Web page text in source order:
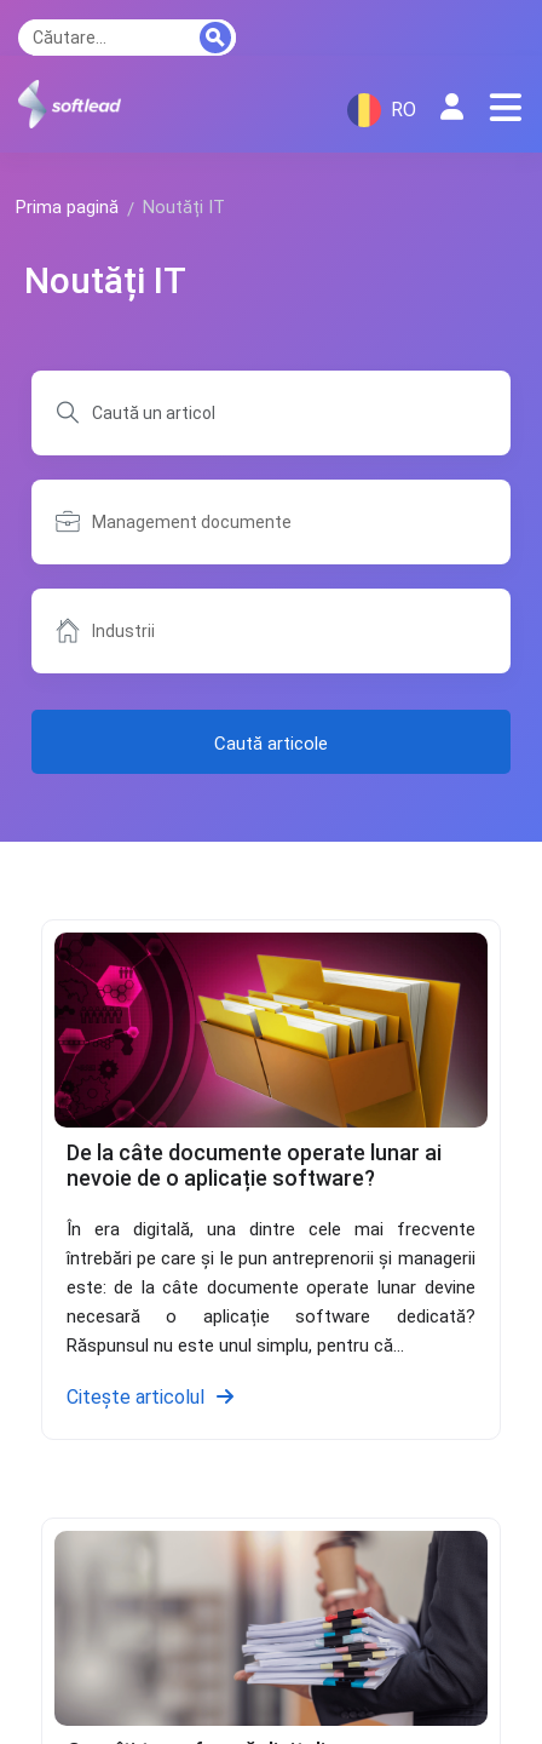
RO
Prima pagină Noutăți IT
Noutăți IT
Caută articole
De la câte documente operate lunar ai
nevoie de o aplicație software?
În era digitală, una dintre cele mai frecvente
întrebări pe care și le pun antreprenorii și managerii
este: de la câte documente operate lunar devine
necesară o aplicație software dedicată?
Răspunsul nu este unul simplu, pentru că...
Citește articolul